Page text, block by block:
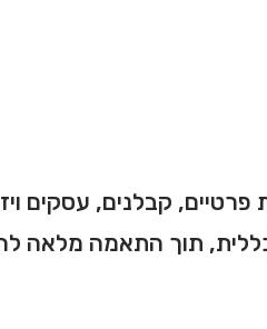
קבלנים, עסקים
כללית, תוך התאמה מלאה